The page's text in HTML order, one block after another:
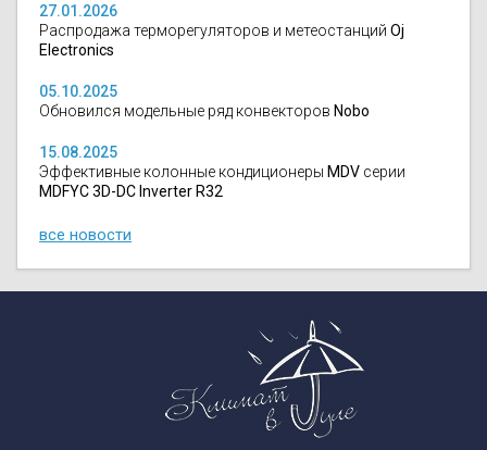
27.01.2026
Распродажа терморегуляторов и метеостанций Oj
Electronics
05.10.2025
Обновился модельные ряд конвекторов Nobo
15.08.2025
Эффективные колонные кондиционеры MDV серии
MDFYC 3D-DC Inverter R32
все новости